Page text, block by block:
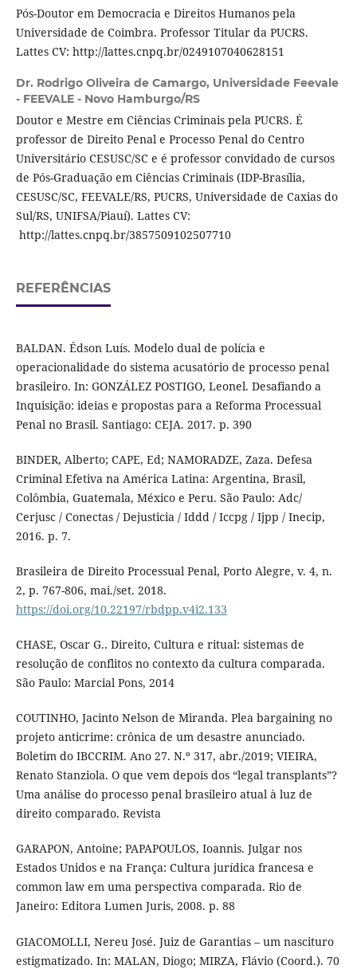
Pós-Doutor em Democracia e Direitos Humanos pela
Universidade de Coimbra. Professor Titular da PUCRS.
Lattes CV: http://lattes.cnpq.br/0249107040628151
Dr. Rodrigo Oliveira de Camargo, Universidade Feevale
- FEEVALE - Novo Hamburgo/RS
Doutor e Mestre em Ciências Criminais pela PUCRS. É
professor de Direito Penal e Processo Penal do Centro
Universitário CESUSC/SC e é professor convidado de cursos
de Pós-Graduação em Ciências Criminais (IDP-Brasília,
CESUSC/SC, FEEVALE/RS, PUCRS, Universidade de Caxias do
Sul/RS, UNIFSA/Piauí). Lattes CV:
http://lattes.cnpq.br/3857509102507710
REFERÊNCIAS
BALDAN. Édson Luís. Modelo dual de polícia e
operacionalidade do sistema acusatório de processo penal
brasileiro. In: GONZÁLEZ POSTIGO, Leonel. Desafiando a
Inquisição: ideias e propostas para a Reforma Processual
Penal no Brasil. Santiago: CEJA. 2017. p. 390
BINDER, Alberto; CAPE, Ed; NAMORADZE, Zaza. Defesa
Criminal Efetiva na América Latina: Argentina, Brasil,
Colômbia, Guatemala, México e Peru. São Paulo: Adc/
Cerjusc / Conectas / Dejusticia / Iddd / Iccpg / Ijpp / Inecip,
2016. p. 7.
Brasileira de Direito Processual Penal, Porto Alegre, v. 4, n.
2, p. 767-806, mai./set. 2018.
https://doi.org/10.22197/rbdpp.v4i2.133
CHASE, Oscar G.. Direito, Cultura e ritual: sistemas de
resolução de conflitos no contexto da cultura comparada.
São Paulo: Marcial Pons, 2014
COUTINHO, Jacinto Nelson de Miranda. Plea bargaining no
projeto anticrime: crônica de um desastre anunciado.
Boletim do IBCCRIM. Ano 27. N.º 317, abr./2019; VIEIRA,
Renato Stanziola. O que vem depois dos “legal transplants”?
Uma análise do processo penal brasileiro atual à luz de
direito comparado. Revista
GARAPON, Antoine; PAPAPOULOS, Ioannis. Julgar nos
Estados Unidos e na França: Cultura jurídica francesa e
common law em uma perspectiva comparada. Rio de
Janeiro: Editora Lumen Juris, 2008. p. 88
GIACOMOLLI, Nereu José. Juiz de Garantias – um nascituro
estigmatizado. In: MALAN, Diogo; MIRZA, Flávio (Coord.). 70